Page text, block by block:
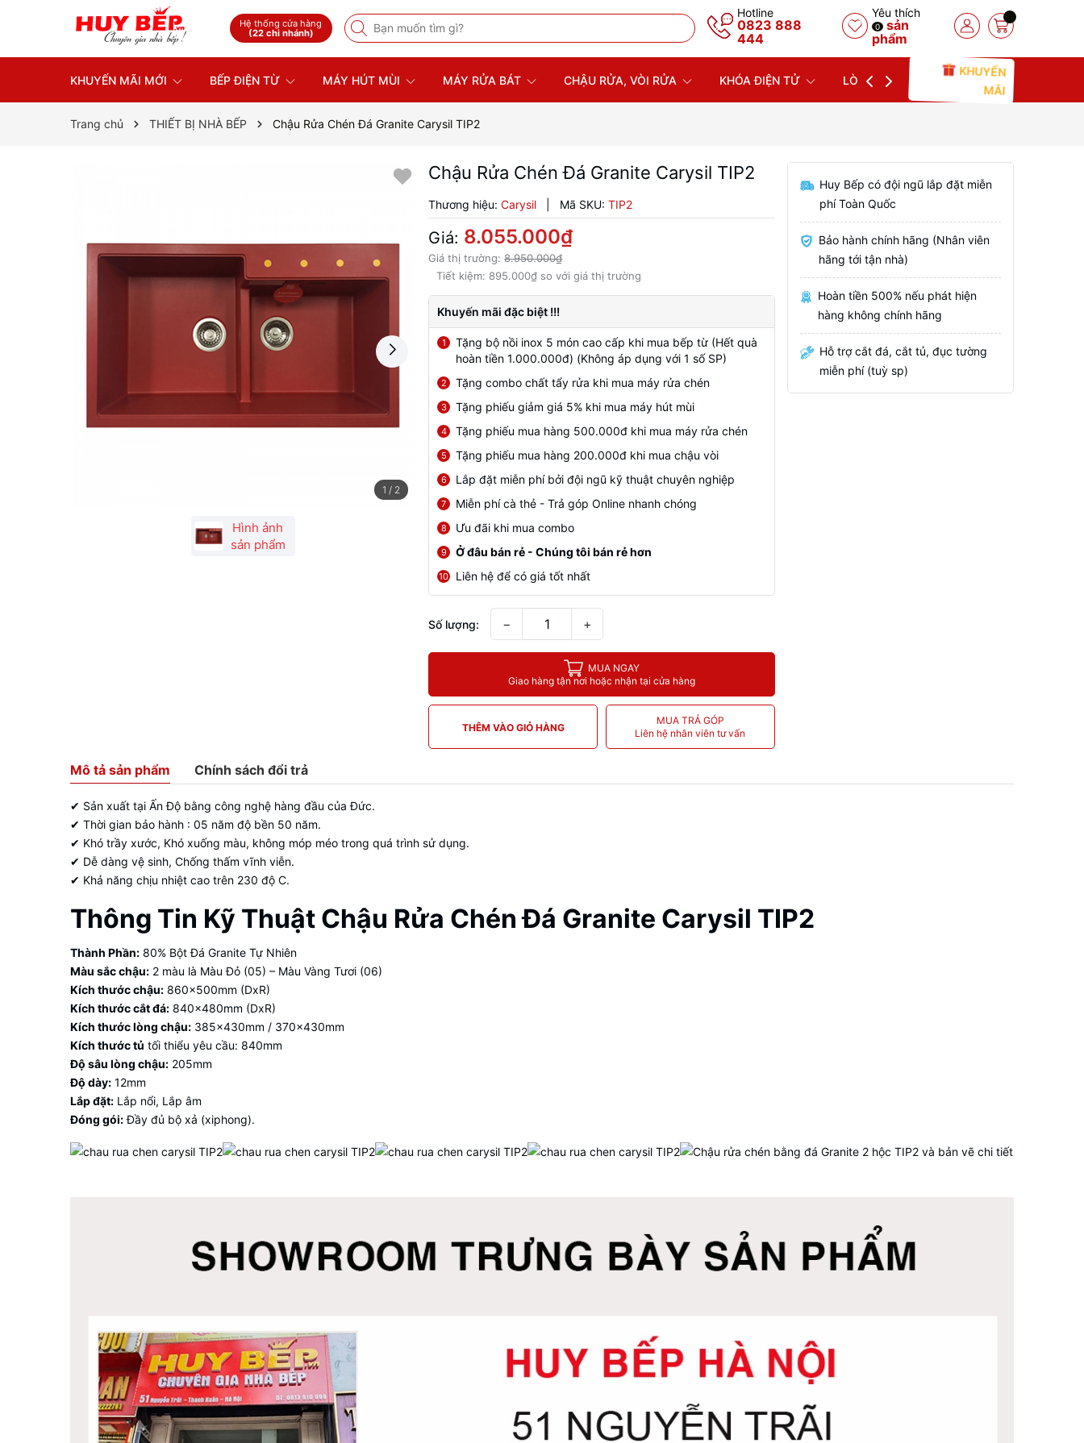
Hệ thống cửa hàng
(22 chi nhánh)
Hotline
0823 888
444
Yêu thích
0
sản
phẩm
KHUYẾN MÃI MỚI BẾP ĐIỆN TỪ MÁY HÚT MÙI MÁY RỬA BÁT CHẬU RỬA, VÒI RỬA KHÓA ĐIỆN TỬ LÒ NƯỚNG LÒ VI SÓNG
KHUYẾN
MÃI
Trang chủ THIẾT BỊ NHÀ BẾP Chậu Rửa Chén Đá Granite Carysil TIP2
1 / 2
Hình ảnh
sản phẩm
Chậu Rửa Chén Đá Granite Carysil TIP2
Thương hiệu: Carysil Mã SKU: TIP2
Giá: 8.055.000₫
Giá thị trường:8.950.000₫
Tiết kiệm: 895.000₫ so với giá thị trường
Khuyến mãi đặc biệt !!!
1
Tặng bộ nồi inox 5 món cao cấp khi mua bếp từ (Hết quà
hoàn tiền 1.000.000đ) (Không áp dụng với 1 số SP)
2 Tặng combo chất tẩy rửa khi mua máy rửa chén
3 Tặng phiếu giảm giá 5% khi mua máy hút mùi
4 Tặng phiếu mua hàng 500.000đ khi mua máy rửa chén
5 Tặng phiếu mua hàng 200.000đ khi mua chậu vòi
6 Lắp đặt miễn phí bởi đội ngũ kỹ thuật chuyên nghiệp
7 Miễn phí cà thẻ - Trả góp Online nhanh chóng
8 Ưu đãi khi mua combo
9 Ở đâu bán rẻ - Chúng tôi bán rẻ hơn
10 Liên hệ để có giá tốt nhất
Số lượng: − +
MUA NGAY
Giao hàng tận nơi hoặc nhận tại cửa hàng
THÊM VÀO GIỎ HÀNG
MUA TRẢ GÓP
Liên hệ nhân viên tư vấn
Huy Bếp có đội ngũ lắp đặt miễn
phí Toàn Quốc
Bảo hành chính hãng (Nhân viên
hãng tới tận nhà)
Hoàn tiền 500% nếu phát hiện
hàng không chính hãng
Hỗ trợ cắt đá, cắt tủ, đục tường
miễn phí (tuỳ sp)
Mô tả sản phẩm Chính sách đổi trả
✔ Sản xuất tại Ấn Độ bằng công nghệ hàng đầu của Đức.
✔ Thời gian bảo hành : 05 năm độ bền 50 năm.
✔ Khó trầy xước, Khó xuống màu, không móp méo trong quá trình sử dụng.
✔ Dễ dàng vệ sinh, Chống thấm vĩnh viễn.
✔ Khả năng chịu nhiệt cao trên 230 độ C.
Thông Tin Kỹ Thuật Chậu Rửa Chén Đá Granite Carysil TIP2
Thành Phần: 80% Bột Đá Granite Tự Nhiên
Màu sắc chậu: 2 màu là Màu Đỏ (05) – Màu Vàng Tươi (06)
Kích thước chậu: 860x500mm (DxR)
Kích thước cắt đá: 840x480mm (DxR)
Kích thước lòng chậu: 385x430mm / 370x430mm
Kích thước tủ tối thiểu yêu cầu: 840mm
Độ sâu lòng chậu: 205mm
Độ dày: 12mm
Lắp đặt: Lắp nổi, Lắp âm
Đóng gói:Đầy đủ bộ xả (xiphong).